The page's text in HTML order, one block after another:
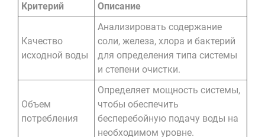
Критерий Описание
Качество
исходной воды
Анализировать содержание
соли, железа, хлора и бактерий
для определения типа системы
и степени очистки.
Объем
потребления
Определяет мощность системы,
чтобы обеспечить
бесперебойную подачу воды на
необходимом уровне.